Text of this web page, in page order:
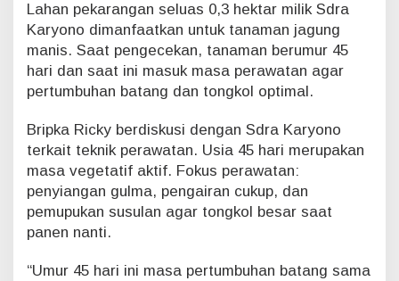
5
H
a
r
i
a
h
a
M
i
i
Lahan pekarangan seluas 0,3 hektar milik Sdra
Karyono dimanfaatkan untuk tanaman jagung
manis. Saat pengecekan, tanaman berumur 45
hari dan saat ini masuk masa perawatan agar
pertumbuhan batang dan tongkol optimal.
Bripka Ricky berdiskusi dengan Sdra Karyono
terkait teknik perawatan. Usia 45 hari merupakan
masa vegetatif aktif. Fokus perawatan:
penyiangan gulma, pengairan cukup, dan
pemupukan susulan agar tongkol besar saat
panen nanti.
“Umur 45 hari ini masa pertumbuhan batang sama